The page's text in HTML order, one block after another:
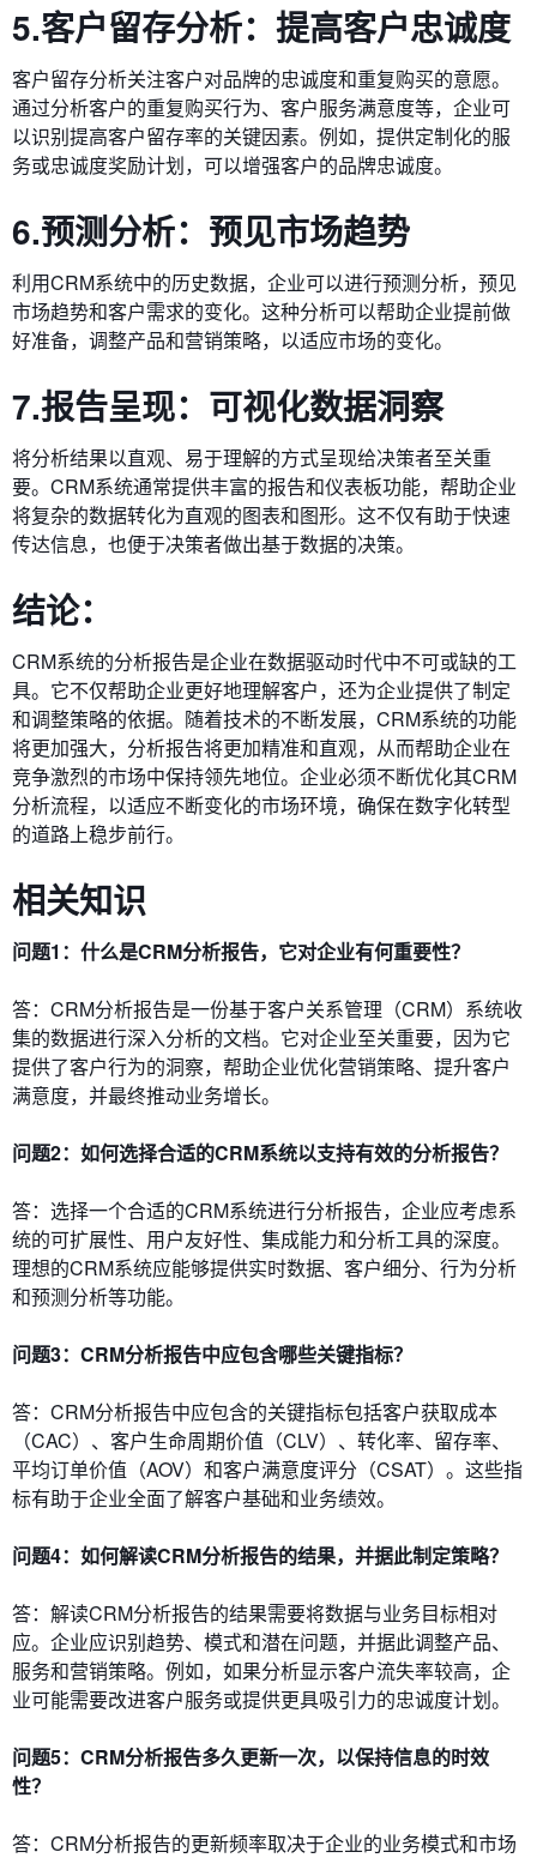
5.客户留存分析：提高客户忠诚度
客户留存分析关注客户对品牌的忠诚度和重复购买的意愿。
通过分析客户的重复购买行为、客户服务满意度等，企业可
以识别提高客户留存率的关键因素。例如，提供定制化的服
务或忠诚度奖励计划，可以增强客户的品牌忠诚度。
6.预测分析：预见市场趋势
利用CRM系统中的历史数据，企业可以进行预测分析，预见
市场趋势和客户需求的变化。这种分析可以帮助企业提前做
好准备，调整产品和营销策略，以适应市场的变化。
7.报告呈现：可视化数据洞察
将分析结果以直观、易于理解的方式呈现给决策者至关重
要。CRM系统通常提供丰富的报告和仪表板功能，帮助企业
将复杂的数据转化为直观的图表和图形。这不仅有助于快速
传达信息，也便于决策者做出基于数据的决策。
结论：
CRM系统的分析报告是企业在数据驱动时代中不可或缺的工
具。它不仅帮助企业更好地理解客户，还为企业提供了制定
和调整策略的依据。随着技术的不断发展，CRM系统的功能
将更加强大，分析报告将更加精准和直观，从而帮助企业在
竞争激烈的市场中保持领先地位。企业必须不断优化其CRM
分析流程，以适应不断变化的市场环境，确保在数字化转型
的道路上稳步前行。
相关知识
问题1：什么是CRM分析报告，它对企业有何重要性？
答：CRM分析报告是一份基于客户关系管理（CRM）系统收
集的数据进行深入分析的文档。它对企业至关重要，因为它
提供了客户行为的洞察，帮助企业优化营销策略、提升客户
满意度，并最终推动业务增长。
问题2：如何选择合适的CRM系统以支持有效的分析报告？
答：选择一个合适的CRM系统进行分析报告，企业应考虑系
统的可扩展性、用户友好性、集成能力和分析工具的深度。
理想的CRM系统应能够提供实时数据、客户细分、行为分析
和预测分析等功能。
问题3：CRM分析报告中应包含哪些关键指标？
答：CRM分析报告中应包含的关键指标包括客户获取成本
（CAC）、客户生命周期价值（CLV）、转化率、留存率、
平均订单价值（AOV）和客户满意度评分（CSAT）。这些指
标有助于企业全面了解客户基础和业务绩效。
问题4：如何解读CRM分析报告的结果，并据此制定策略？
答：解读CRM分析报告的结果需要将数据与业务目标相对
应。企业应识别趋势、模式和潜在问题，并据此调整产品、
服务和营销策略。例如，如果分析显示客户流失率较高，企
业可能需要改进客户服务或提供更具吸引力的忠诚度计划。
问题5：CRM分析报告多久更新一次，以保持信息的时效
性？
答：CRM分析报告的更新频率取决于企业的业务模式和市场